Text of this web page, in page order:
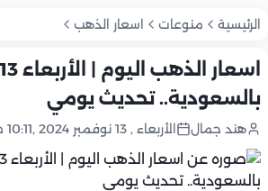
الرئيسية منوعات اسعار الذهب
بالسعودية.. تحديث يومي
هند جمال الأربعاء , 13 نوفمبر 2024 ,10:11 ص